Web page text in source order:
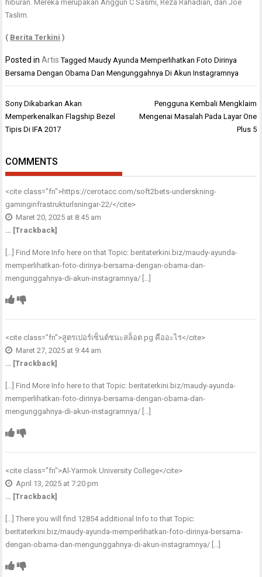
hiburan. Mereka merupakan Anggun C Sasmi, Reza Rahadian, dan Joe
Taslim.
( Berita Terkini )
Posted inArtis TaggedMaudy Ayunda Memperlihatkan Foto Dirinya
Bersama Dengan Obama Dan Mengunggahnya Di Akun Instagramnya
Navigasi
pos
Sony Dikabarkan Akan
Memperkenalkan Flagship Bezel
Tipis Di IFA 2017
Pengguna Kembali Mengklaim
Mengenai Masalah Pada Layar One
Plus 5
COMMENTS
<cite class="fn">https://cerotacc.com/soft2bets-underskning-
gaminginfrastrukturlsningar-22/</cite>
Maret 20, 2025 at 8:45 am
… [Trackback]
[…] Find More Info here on that Topic: beritaterkini.biz/maudy-ayunda-
memperlihatkan-foto-dirinya-bersama-dengan-obama-dan-
mengunggahnya-di-akun-instagramnya/ […]
<cite class="fn">สูตรเปอร์เซ็นต์ชนะสล็อต pg คืออะไร</cite>
Maret 27, 2025 at 9:44 am
… [Trackback]
[…] Find More Info here to that Topic: beritaterkini.biz/maudy-ayunda-
memperlihatkan-foto-dirinya-bersama-dengan-obama-dan-
mengunggahnya-di-akun-instagramnya/ […]
<cite class="fn">Al-Yarmok University College</cite>
April 13, 2025 at 7:20 pm
… [Trackback]
[…] There you will find 12854 additional Info to that Topic:
beritaterkini.biz/maudy-ayunda-memperlihatkan-foto-dirinya-bersama-
dengan-obama-dan-mengunggahnya-di-akun-instagramnya/ […]